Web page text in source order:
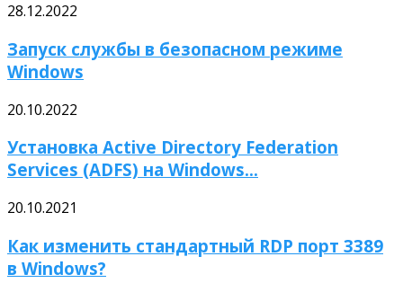
28.12.2022
Запуск службы в безопасном режиме
Windows
20.10.2022
Установка Active Directory Federation
Services (ADFS) на Windows...
20.10.2021
Как изменить стандартный RDP порт 3389
в Windows?